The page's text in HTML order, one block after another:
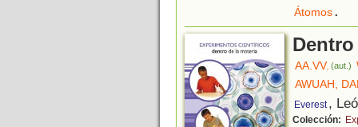
Átomos.
AA.VV. (aut.)
AWUAH,
Everest ,
Colección: